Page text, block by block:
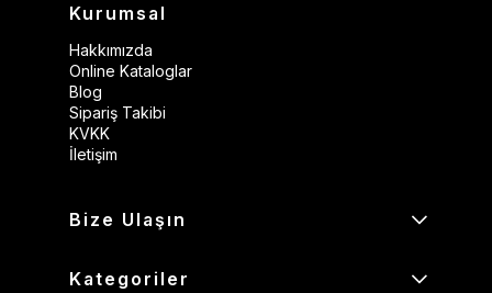
Kurumsal
Hakkımızda
Online Kataloglar
Blog
Sipariş Takibi
KVKK
İletişim
Bize Ulaşın
Kategoriler